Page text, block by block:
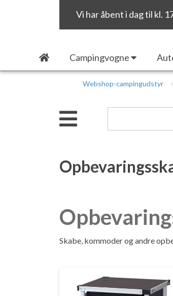
Vi har åbent i dag til kl.
Campingvogne
Webshop-campingudstyr
Skabe, kommoder og andre